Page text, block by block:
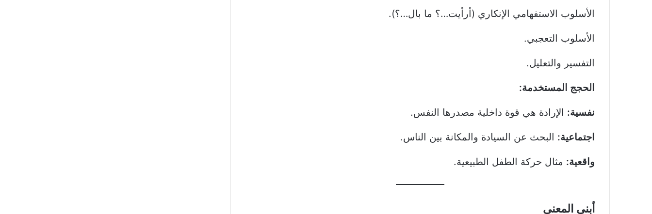
الأسلوب الاستفهامي الإنكاري (أرأيت…؟ ما بال…؟).
الأسلوب التعجبي.
التفسير والتعليل.
الحجج المستخدمة:
نفسية: الإرادة هي قوة داخلية مصدرها النفس.
اجتماعية: البحث عن السيادة والمكانة بين الناس.
واقعية: مثال حركة الطفل الطبيعية.
أبني المعنى